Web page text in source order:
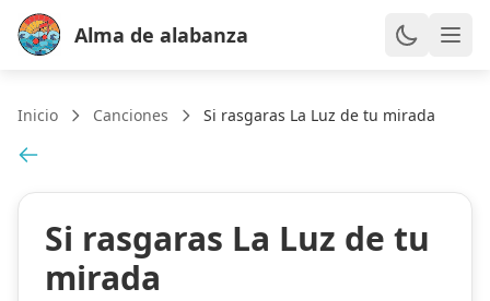
Alma de alabanza
Inicio Canciones Si rasgaras La Luz de tu mirada
Si rasgaras La Luz de tu
mirada